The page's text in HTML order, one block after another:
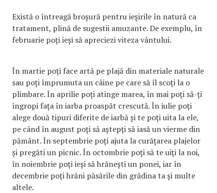
Există o întreagă broșură pentru ieșirile în natură ca
tratament, plină de sugestii amuzante. De exemplu, în
februarie poți ieși să apreciezi viteza vântului.
În martie poți face artă pe plajă din materiale naturale
sau poți împrumuta un câine pe care să îl scoți la o
plimbare. În aprilie poți atinge marea, în mai poți să-ți
îngropi fața în iarba proaspăt crescută. În iulie poți
alege două tipuri diferite de iarbă și te poți uita la ele,
pe când în august poți să aștepți să iasă un vierme din
pământ. În septembrie poți ajuta la curățarea plajelor
și pregăti un picnic. În octombrie poți să te uiți la noi,
în noiembrie poți ieși să hrănești un ponei, iar în
decembrie poți hrăni păsările din grădina ta și multe
altele.